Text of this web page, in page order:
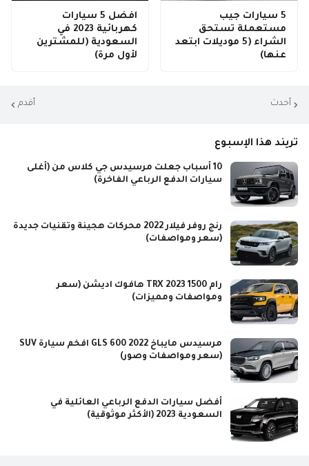
5 سيارات جيب
مستعملة تستحق
الشراء (5 موديلات ابتعد
عنها)
افضل 5 سيارات
كهربائية 2023 في
السعودية (للمشترين
لأول مرة)
أحدث أقدم
تريند هذا الإسبوع
10 أسباب جعلت مرسيدس جي كلاس من (أغلى
سيارات الدفع الرباعي الفاخرة)
رنج روفر فيلار 2022 محركات هجينة وتقنيات جديدة
(سعر ومواصفات)
رام 1500 TRX 2023 هافوك اديشن (سعر
ومواصفات ومميزات)
مرسيدس مايباخ GLS 600 2022 افخم سيارة SUV
(سعر ومواصفات وصور)
أفضل سيارات الدفع الرباعي العائلية في
السعودية 2023 (الأكثر موثوقية)